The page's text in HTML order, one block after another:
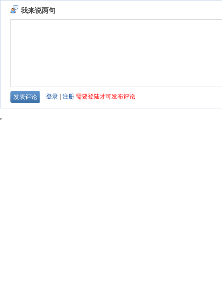
我来说两句
登录 注册 需要登陆才可发布评论